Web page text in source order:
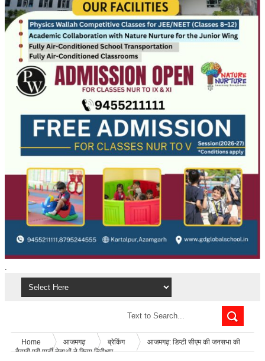
.
Home आजमगढ़ ब्रेकिंग
आजमगढ़: डिप्टी सीएम की जनसभा की
तैयारी पूरी,पार्टी नेताओं ने किया निरीक्षण